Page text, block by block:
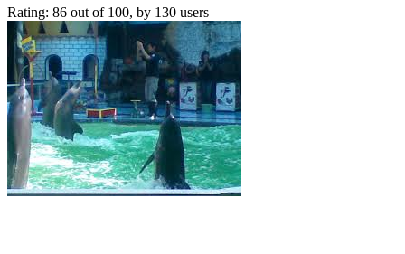
Rating: 86 out of 100, by 130 users